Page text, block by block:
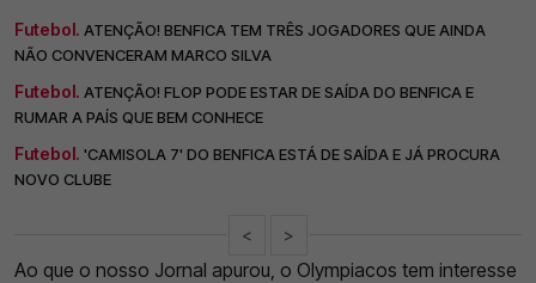
Futebol. ATENÇÃO! BENFICA TEM TRÊS JOGADORES QUE AINDA
NÃO CONVENCERAM MARCO SILVA
Futebol. ATENÇÃO! FLOP PODE ESTAR DE SAÍDA DO BENFICA E
RUMAR A PAÍS QUE BEM CONHECE
Futebol. 'CAMISOLA 7' DO BENFICA ESTÁ DE SAÍDA E JÁ PROCURA
NOVO CLUBE
< >
Ao que o nosso Jornal apurou, o Olympiacos tem interesse